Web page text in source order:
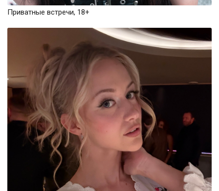
Приватные встречи, 18+